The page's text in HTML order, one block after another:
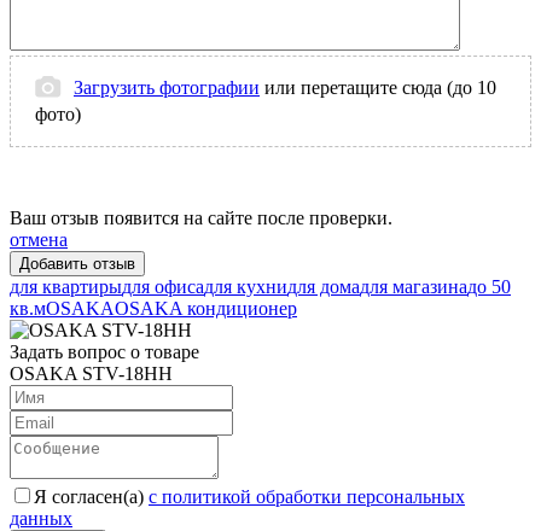
Загрузить фотографии или перетащите сюда (до 10
фото)
Ваш отзыв появится на сайте после проверки.
отмена
для квартирыдля офисадля кухнидля домадля магазинадо 50
кв.мOSAKAOSAKA кондиционер
Задать вопрос о товаре
OSAKA STV-18HH
Я согласен(a) с политикой обработки персональных
данных